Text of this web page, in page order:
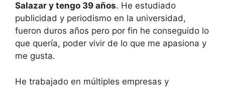
Salazar y tengo 39 años. He estudiado
publicidad y periodismo en la universidad,
fueron duros años pero por fin he conseguido lo
que quería, poder vivir de lo que me apasiona y
me gusta.
He trabajado en múltiples empresas y